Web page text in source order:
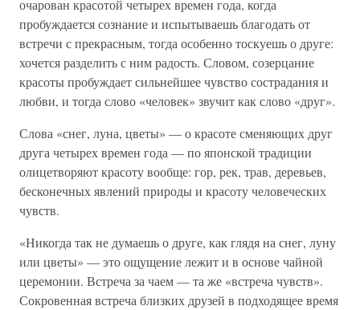
очарован красотой четырех времен года, когда
пробуждается сознание и испытываешь благодать от
встречи с прекрасным, тогда особенно тоскуешь о друге:
хочется разделить с ним радость. Словом, созерцание
красоты пробуждает сильнейшее чувство сострадания и
любви, и тогда слово «человек» звучит как слово «друг».
Слова «снег, луна, цветы» — о красоте сменяющих друг
друга четырех времен года — по японской традиции
олицетворяют красоту вообще: гор, рек, трав, деревьев,
бесконечных явлений природы и красоту человеческих
чувств.
«Никогда так не думаешь о друге, как глядя на снег, луну
или цветы» — это ощущение лежит и в основе чайной
церемонии. Встреча за чаем — та же «встреча чувств».
Сокровенная встреча близких друзей в подходящее время